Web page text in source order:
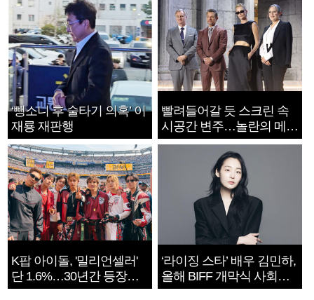
‘뺑소니 후 술타기 의혹’ 이
재룡 재판행
빨려들어갈 듯 스크린 속
시공간 변주…놀란의 메시
지는 ‘전쟁 속죄’
K팝 아이돌, '밀리언셀러'
단 1.6%…30년간 등장
1182개팀 전수조사
‘라이징 스타’ 배우 김민하,
올해 BIFF 개막식 사회자
확정